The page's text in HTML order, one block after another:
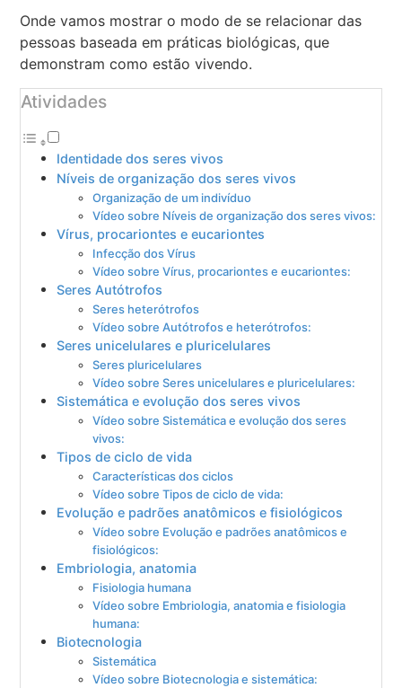
Onde vamos mostrar o modo de se relacionar das
pessoas baseada em práticas biológicas, que
demonstram como estão vivendo.
Atividades
Identidade dos seres vivos
Níveis de organização dos seres vivos
Organização de um indivíduo
Vídeo sobre Níveis de organização dos seres vivos:
Vírus, procariontes e eucariontes
Infecção dos Vírus
Vídeo sobre Vírus, procariontes e eucariontes:
Seres Autótrofos
Seres heterótrofos
Vídeo sobre Autótrofos e heterótrofos:
Seres unicelulares e pluricelulares
Seres pluricelulares
Vídeo sobre Seres unicelulares e pluricelulares:
Sistemática e evolução dos seres vivos
Vídeo sobre Sistemática e evolução dos seres
vivos:
Tipos de ciclo de vida
Características dos ciclos
Vídeo sobre Tipos de ciclo de vida:
Evolução e padrões anatômicos e fisiológicos
Vídeo sobre Evolução e padrões anatômicos e
fisiológicos:
Embriologia, anatomia
Fisiologia humana
Vídeo sobre Embriologia, anatomia e fisiologia
humana:
Biotecnologia
Sistemática
Vídeo sobre Biotecnologia e sistemática: